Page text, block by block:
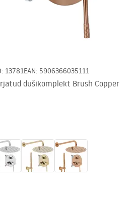
: 13781EAN: 5906366035111
dušikomplekt Brush Copper